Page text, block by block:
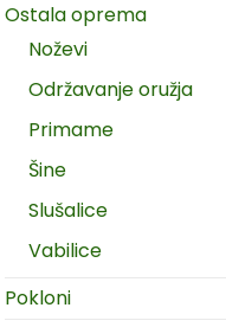
Ostala oprema
Noževi
Održavanje oružja
Primame
Šine
Slušalice
Vabilice
Pokloni